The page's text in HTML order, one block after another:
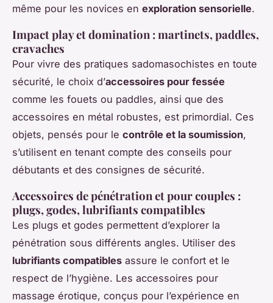
même pour les novices en exploration sensorielle.
Impact play et domination : martinets, paddles,
cravaches
Pour vivre des pratiques sadomasochistes en toute
sécurité, le choix d’accessoires pour fessée
comme les fouets ou paddles, ainsi que des
accessoires en métal robustes, est primordial. Ces
objets, pensés pour le contrôle et la soumission,
s’utilisent en tenant compte des conseils pour
débutants et des consignes de sécurité.
Accessoires de pénétration et pour couples :
plugs, godes, lubrifiants compatibles
Les plugs et godes permettent d’explorer la
pénétration sous différents angles. Utiliser des
lubrifiants compatibles assure le confort et le
respect de l’hygiène. Les accessoires pour
massage érotique, conçus pour l’expérience en